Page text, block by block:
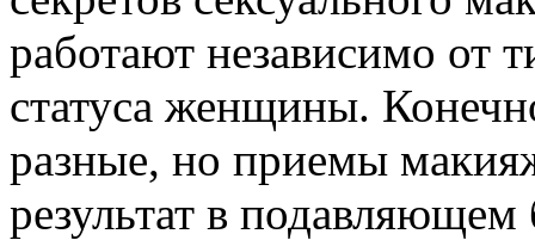
работают независимо от
статуса женщины.
разные, но приемы
результат в